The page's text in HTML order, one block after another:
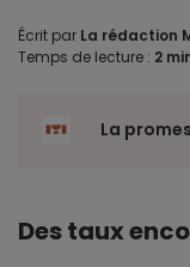
Écrit par La rédaction
Temps de lecture : 2
La
Des taux